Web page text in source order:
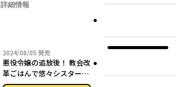
詳細情報
2024/08/05 2024年08月05日
発売
悪役令嬢の追放後！ 教会改
革ごはんで悠々シスター暮
らし 11